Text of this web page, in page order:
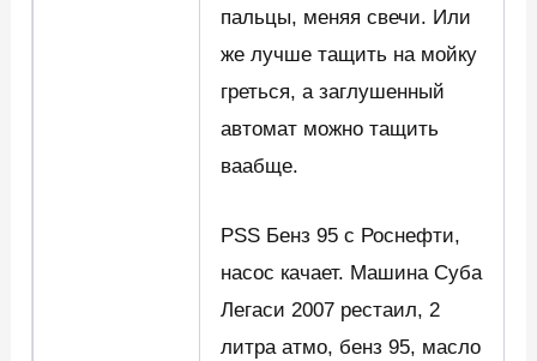
пальцы, меняя свечи. Или
же лучше тащить на мойку
греться, а заглушенный
автомат можно тащить
ваабще.
PSS Бенз 95 с Роснефти,
насос качает. Машина Суба
Легаси 2007 рестаил, 2
литра атмо, бенз 95, масло